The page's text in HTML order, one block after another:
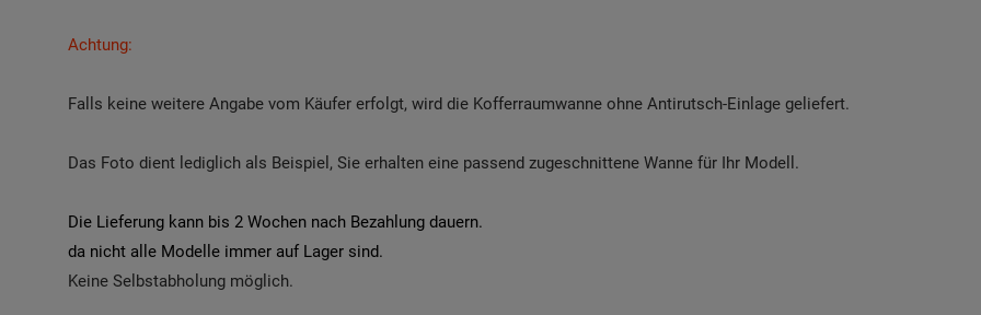
Achtung:
Falls keine weitere Angabe vom Käufer erfolgt, wird die Kofferraumwanne ohne Antirutsch-Einlage geliefert.
Das Foto dient lediglich als Beispiel, Sie erhalten eine passend zugeschnittene Wanne für Ihr Modell.
Die Lieferung kann bis 2 Wochen nach Bezahlung dauern.
da nicht alle Modelle immer auf Lager sind.
Keine Selbstabholung möglich.